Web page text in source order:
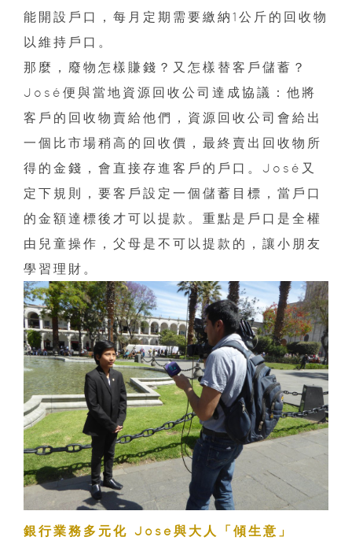
能開設戶口，每月定期需要繳納1公斤的回收物
以維持戶口。
那麼，廢物怎樣賺錢？又怎樣替客戶儲蓄？
José便與當地資源回收公司達成協議：他將
客戶的回收物賣給他們，資源回收公司會給出
一個比市場稍高的回收價，最終賣出回收物所
得的金錢，會直接存進客戶的戶口。José又
定下規則，要客戶設定一個儲蓄目標，當戶口
的金額達標後才可以提款。重點是戶口是全權
由兒童操作，父母是不可以提款的，讓小朋友
學習理財。
銀行業務多元化 José與大人「傾生意」